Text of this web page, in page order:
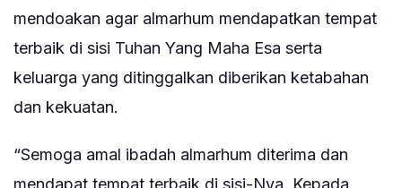
mendoakan agar almarhum mendapatkan tempat
terbaik di sisi Tuhan Yang Maha Esa serta
keluarga yang ditinggalkan diberikan ketabahan
dan kekuatan.
“Semoga amal ibadah almarhum diterima dan